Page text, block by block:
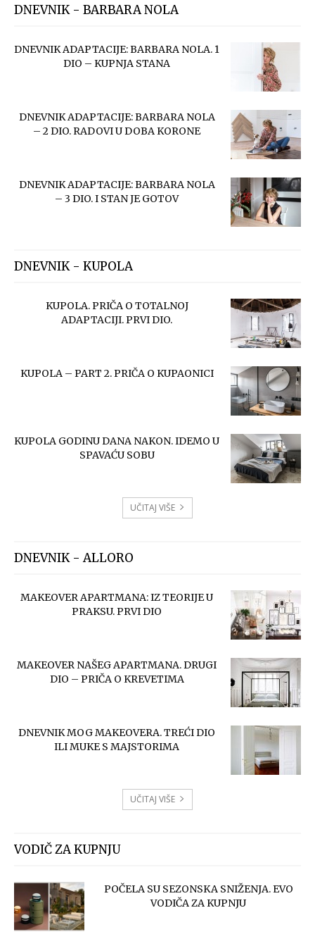
DNEVNIK - BARBARA NOLA
DNEVNIK ADAPTACIJE: BARBARA NOLA. 1
DIO – KUPNJA STANA
DNEVNIK ADAPTACIJE: BARBARA NOLA
– 2 DIO. RADOVI U DOBA KORONE
DNEVNIK ADAPTACIJE: BARBARA NOLA
– 3 DIO. I STAN JE GOTOV
DNEVNIK - KUPOLA
KUPOLA. PRIČA O TOTALNOJ
ADAPTACIJI. PRVI DIO.
KUPOLA – PART 2. PRIČA O KUPAONICI
KUPOLA GODINU DANA NAKON. IDEMO U
SPAVAĆU SOBU
UČITAJ VIŠE
DNEVNIK - ALLORO
MAKEOVER APARTMANA: IZ TEORIJE U
PRAKSU. PRVI DIO
MAKEOVER NAŠEG APARTMANA. DRUGI
DIO – PRIČA O KREVETIMA
DNEVNIK MOG MAKEOVERA. TREĆI DIO
ILI MUKE S MAJSTORIMA
UČITAJ VIŠE
VODIČ ZA KUPNJU
POČELA SU SEZONSKA SNIŽENJA. EVO
VODIČA ZA KUPNJU